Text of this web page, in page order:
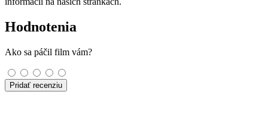
Hodnotenia
Ako sa páčil film vám?
Pridať recenziu